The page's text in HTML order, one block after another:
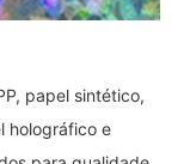
papel sintético,
holográfico e